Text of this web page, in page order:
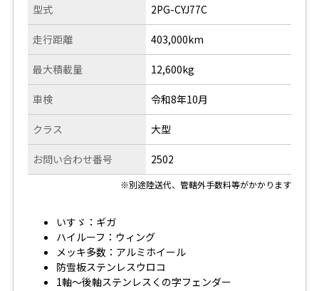
型式
走行距離
2PG-CYJ77C
403,000km
最大積載量
車検
クラス
お問い合わせ番号
12,600kg
令和8年10月
大型
2502
※別途陸送代、管轄外手数料等がかかります
いすゞ：ギガ
ハイルーフ：ウィング
メッキ多数：アルミホイール
防雪板ステンレスウロコ
1軸～後軸ステンレスくの字フェンダー